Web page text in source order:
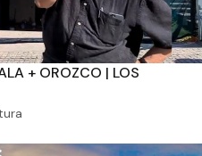
+ OROZCO | LOS